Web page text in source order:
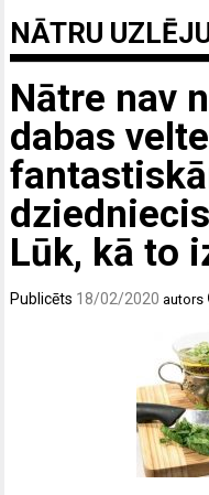
NĀTRU
Nātre nav
dabas
Lūk, kā to
Publicēts 18/02/2020 autors